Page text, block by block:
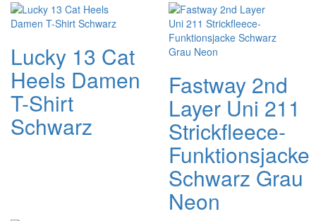
Lucky 13 Cat
Heels Damen
T-Shirt
Schwarz
Fastway 2nd
Layer Uni 211
Strickfleece-
Funktionsjacke
Schwarz Grau
Neon